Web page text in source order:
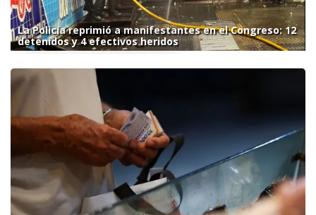
La Policía reprimió a manifestantes en el Congreso: 12
detenidos y 4 efectivos heridos